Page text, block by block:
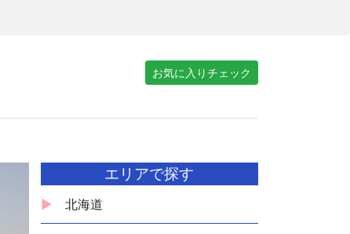
お気に入りチェック
エリアで探す
北海道